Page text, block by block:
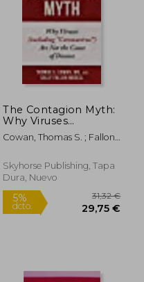
Rápido
The Contagion Myth:
Why Viruses
(Including
"Coronavirus") are not
Hardcover (en Inglés)
Cowan, Thomas S. ; Fallon
Skyhorse Publishing, Tapa
Dura, Nuevo